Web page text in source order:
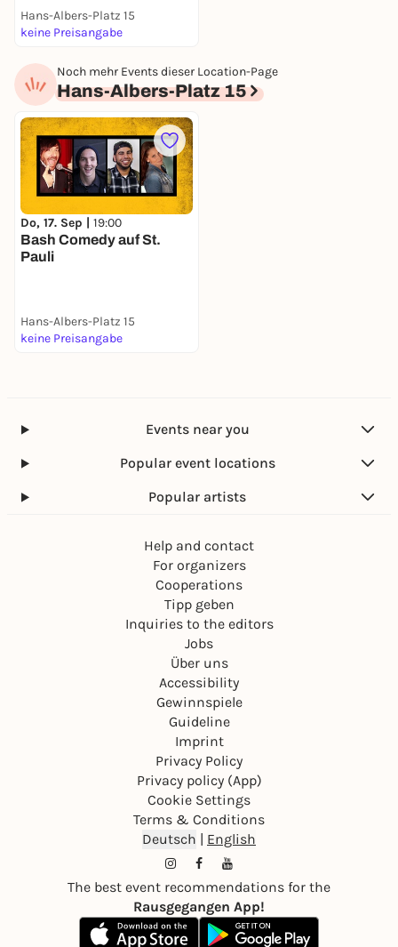
Hans-Albers-Platz 15
keine Preisangabe
Noch mehr Events dieser Location-Page
Hans-Albers-Platz 15
Do, 17. Sep | 19:00
Bash Comedy auf St.
Pauli
Hans-Albers-Platz 15
keine Preisangabe
Events near you
Popular event locations
Popular artists
Help and contact
For organizers
Cooperations
Tipp geben
Inquiries to the editors
Jobs
Über uns
Accessibility
Gewinnspiele
Guideline
Imprint
Privacy Policy
Privacy policy (App)
Cookie Settings
Terms & Conditions
Deutsch
English
The best event recommendations for the
Rausgegangen App!